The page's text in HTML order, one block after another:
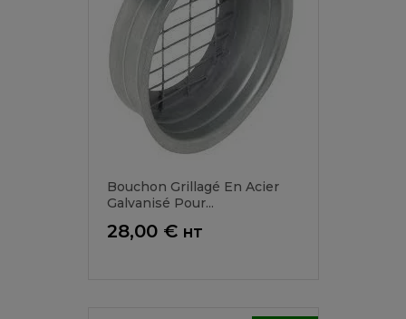
Bouchon Grillagé En Acier
Galvanisé Pour...
Prix
28,00 € HT